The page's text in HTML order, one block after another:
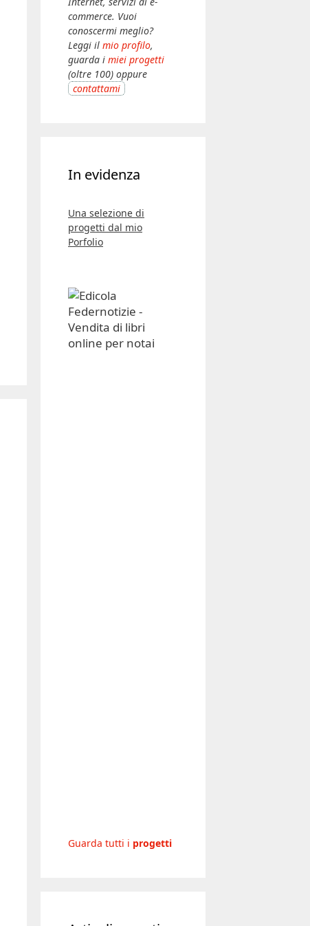
commerce. Vuoi
conoscermi meglio?
Leggi il mio profilo,
guarda i miei progetti
(oltre 100) oppure
contattami
In evidenza
Una selezione di
progetti dal mio
Porfolio